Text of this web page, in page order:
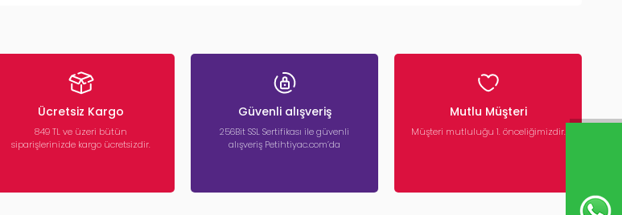
Ücretsiz Kargo
849 TL ve üzeri bütün
siparişlerinizde kargo ücretsizdir.
Güvenli alışveriş
256Bit SSL Sertifikası ile güvenli
alışveriş Petihtiyac.com’da
Mutlu Müşteri
Müşteri mutluluğu 1. önceliğimizdir.